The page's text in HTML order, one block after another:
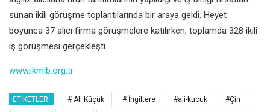
sunan ikili görüşme toplantılarında bir araya geldi. Heyet
boyunca 37 alıcı firma görüşmelere katılırken, toplamda 328 ikili
iş görüşmesi gerçekleşti.
www.ikmib.org.tr
ETIKETLER: # Ali Küçük # İngiltere #ali-kucuk #Çin